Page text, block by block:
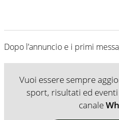
Dopo l’annuncio e i primi
Vuoi essere sempre
sport, risultati ed
canale